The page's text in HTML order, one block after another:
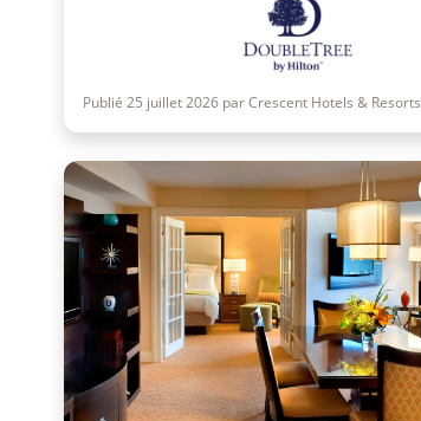
Publié 25 juillet 2026 par Crescent Hotels & Resorts